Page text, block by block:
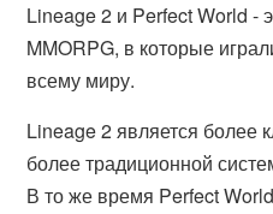
Lineage 2 и Perfect World -
MMORPG, в которые
всему миру.
Lineage 2 является более
более традиционной
В то же время Perfect